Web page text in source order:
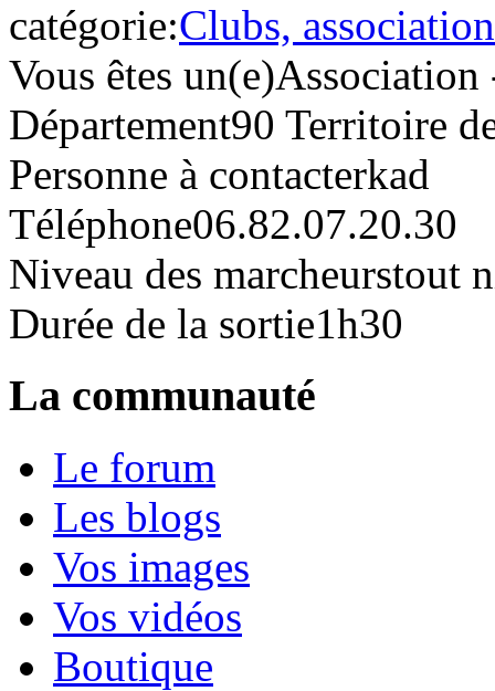
catégorie:Clubs,
Vous êtes un(e)Association
Département90 Territoire
Personne à contacterkad
Téléphone06.82.07.20.30
Niveau des marcheurstout
Durée de la sortie1h30
La communauté
Le forum
Les blogs
Vos images
Vos vidéos
Boutique